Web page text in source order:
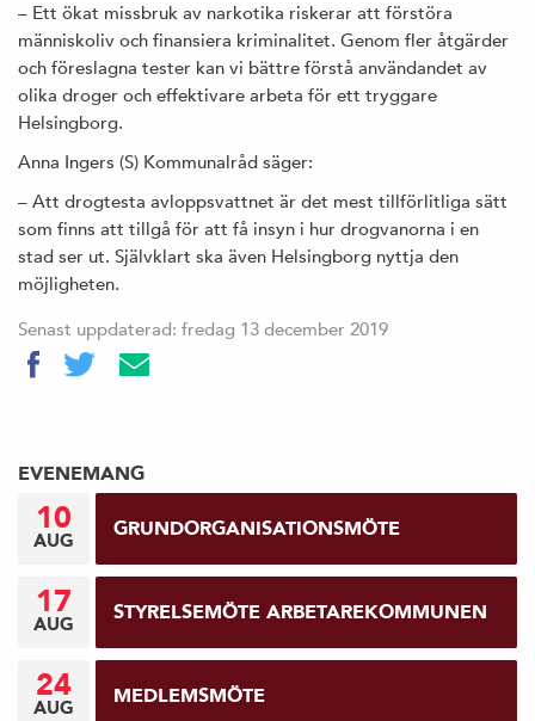
– Ett ökat missbruk av narkotika riskerar att förstöra
människoliv och finansiera kriminalitet. Genom fler åtgärder
och föreslagna tester kan vi bättre förstå användandet av
olika droger och effektivare arbeta för ett tryggare
Helsingborg.
Anna Ingers (S) Kommunalråd säger:
– Att drogtesta avloppsvattnet är det mest tillförlitliga sätt
som finns att tillgå för att få insyn i hur drogvanorna i en
stad ser ut. Självklart ska även Helsingborg nyttja den
möjligheten.
Senast uppdaterad: fredag 13 december 2019
EVENEMANG
10
AUG GRUNDORGANISATIONSMÖTE
17
AUG STYRELSEMÖTE ARBETAREKOMMUNEN
24
AUG MEDLEMSMÖTE